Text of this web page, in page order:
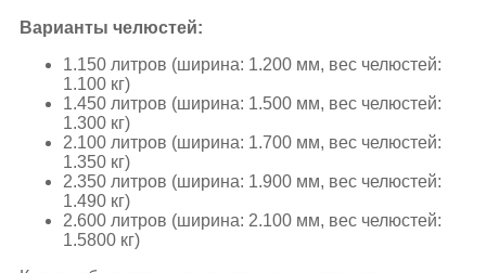
Варианты челюстей:
1.150 литров (ширина: 1.200 мм, вес челюстей:
1.100 кг)
1.450 литров (ширина: 1.500 мм, вес челюстей:
1.300 кг)
2.100 литров (ширина: 1.700 мм, вес челюстей:
1.350 кг)
2.350 литров (ширина: 1.900 мм, вес челюстей:
1.490 кг)
2.600 литров (ширина: 2.100 мм, вес челюстей:
1.5800 кг)